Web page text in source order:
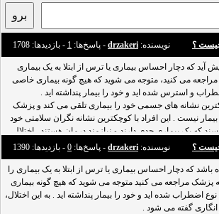
نویسنده: drzakeri - پاسخ‌ها: 1 - بازدید‌ها: 1708 چیست ؟
که دچار احساس بیماری یا ترس از ابتلا به یک بیماری
مراجعه می کنید، متوجه می شوید که هیچ گونه بیماری خاصی
و استرس شده اید و خود را بیمار پنداشته اید .
نشانه های جسمی خود را بیماری تلقی می کند و پزشک
بیمار نیست . این افراد با کوچکترین نشانه نگران سلامتی خود
که یک بیماری جدی دارند و نیازمند درمان هستند . اختلال
نویسنده: drzakeri - پاسخ‌ها: 0 - بازدید‌ها: 1390 چیست ؟
که دچار احساس بیماری یا ترس از ابتلا به یک بیماری را
پزشک مراجعه می کنید متوجه می شوید که هیچ گونه بیماری
اضطراب شده اید و خود را بیمار پنداشته اید . به این اختلال،
انگاری گفته می شود .